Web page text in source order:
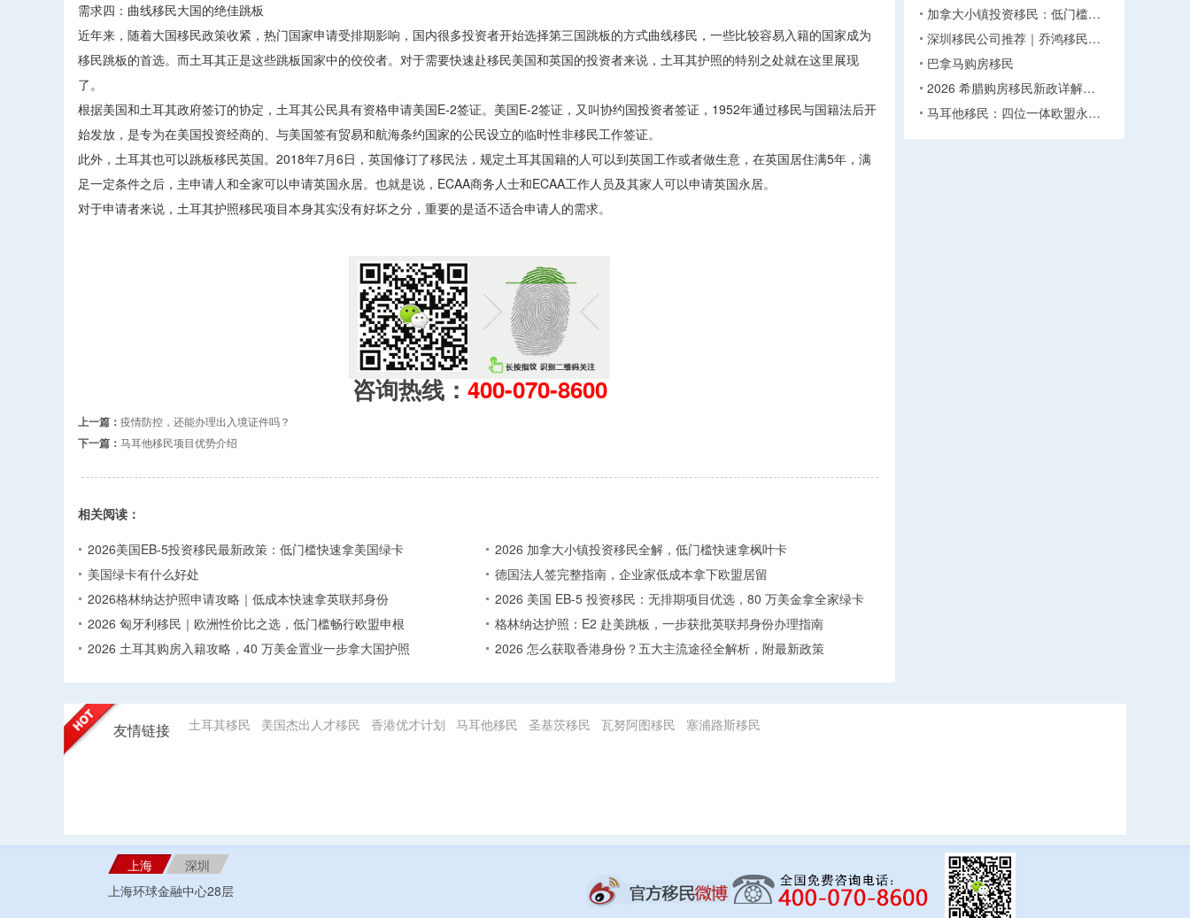
需求四：曲线移民大国的绝佳跳板
近年来，随着大国移民政策收紧，热门国家申请受排期影响，国内很多投资者开始选择第三国跳板的方式曲线移民，一些比较容易入籍的国家成为
移民跳板的首选。而土耳其正是这些跳板国家中的佼佼者。对于需要快速赴移民美国和英国的投资者来说，土耳其护照的特别之处就在这里展现
了。
根据美国和土耳其政府签订的协定，土耳其公民具有资格申请美国E-2签证。美国E-2签证，又叫协约国投资者签证，1952年通过移民与国籍法后开
始发放，是专为在美国投资经商的、与美国签有贸易和航海条约国家的公民设立的临时性非移民工作签证。
此外，土耳其也可以跳板移民英国。2018年7月6日，英国修订了移民法，规定土耳其国籍的人可以到英国工作或者做生意，在英国居住满5年，满
足一定条件之后，主申请人和全家可以申请英国永居。也就是说，ECAA商务人士和ECAA工作人员及其家人可以申请英国永居。
对于申请者来说，土耳其护照移民项目本身其实没有好坏之分，重要的是适不适合申请人的需求。
咨询热线： 400-070-8600
上一篇： 疫情防控，还能办理出入境证件吗？
下一篇： 马耳他移民项目优势介绍
相关阅读：
2026美国EB-5投资移民最新政策：低门槛快速拿美国绿卡
2026 加拿大小镇投资移民全解，低门槛快速拿枫叶卡
美国绿卡有什么好处
德国法人签完整指南，企业家低成本拿下欧盟居留
2026格林纳达护照申请攻略｜低成本快速拿英联邦身份
2026 美国 EB-5 投资移民：无排期项目优选，80 万美金拿全家绿卡
2026 匈牙利移民｜欧洲性价比之选，低门槛畅行欧盟申根
格林纳达护照：E2 赴美跳板，一步获批英联邦身份办理指南
2026 土耳其购房入籍攻略，40 万美金置业一步拿大国护照
2026 怎么获取香港身份？五大主流途径全解析，附最新政策
加拿大小镇投资移民：低门槛…
深圳移民公司推荐｜乔鸿移民…
巴拿马购房移民
2026 希腊购房移民新政详解…
马耳他移民：四位一体欧盟永…
友情链接 土耳其移民 美国杰出人才移民 香港优才计划 马耳他移民 圣基茨移民 瓦努阿图移民 塞浦路斯移民
上海
深圳
上海环球金融中心28层